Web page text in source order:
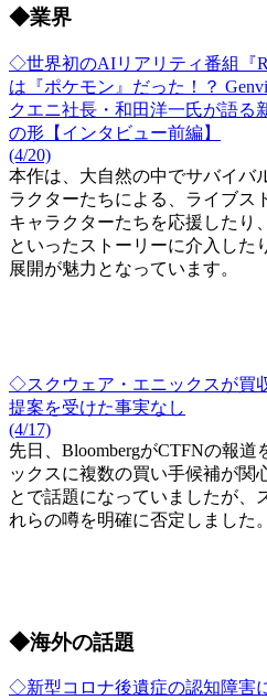
◆業界
◇世界初のAIリアリティ番組『
は『ポケモン』だった！？
クエニ社長・和田洋一氏が語る
の形【インタビュー前編】
(4/20)
本作は、大自然の中でサバイバ
ラクターたちによる、ライブス
キャラクターたちを応援したり
といったストーリーに介入した
展開が魅力となっています。
◇スクウェア・エニックスが買
提案を受けた事実なし
(4/17)
先日、BloombergがCTFNの報
ックスに複数の買い手候補が関
とで話題になっていましたが、
れらの噂を明確に否定しました。
◆海外の話題
◇新型コロナ後遺症の認知障害